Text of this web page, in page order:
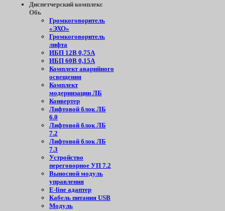
Диспетчерский комплекс
Обь
Громкоговоритель
«ЭХО»
Громкоговоритель
лифта
ИБП 12В 0,75А
ИБП 60В 0,15А
Комплект аварийного
освещения
Комплект
модернизации ЛБ
Конвертер
Лифтовой блок ЛБ
6.0
Лифтовой блок ЛБ
7.2
Лифтовой блок ЛБ
7.3
Устройство
переговорное УП 7.2
Выносной модуль
управления
E-line адаптер
Кабель питания USB
Модуль